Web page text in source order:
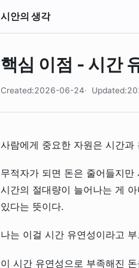
시안의 생각
핵심 이점 - 시간
Created:2026-06-24
사람에게 중요한 자원은 시간과
무적자가 되면 돈은 줄어들지만
시간의 절대량이 늘어나는 게
있다는 뜻이다.
나는 이걸 시간 유연성이라고
이 시간 유연성으로 부족해진